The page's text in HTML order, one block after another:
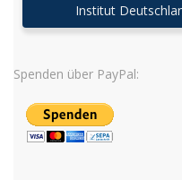
Institut
Spenden über PayPal: